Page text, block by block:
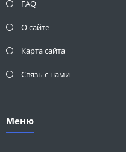
FAQ
О сайте
Карта сайта
Связь с нами
Меню